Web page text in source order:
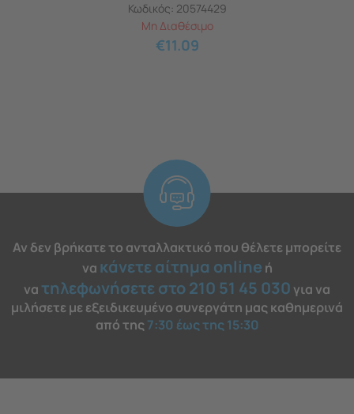
Κωδικός: 20574429
Μη Διαθέσιμο
€11.09
Αν δεν βρήκατε το ανταλλακτικό που θέλετε μπορείτε
να κάνετε αίτημα online ή
νατηλεφωνήσετε στο 210 51 45 030 για να
μιλήσετε με εξειδικευμένο συνεργάτη μας καθημερινά
από της7:30 έως της 15:30